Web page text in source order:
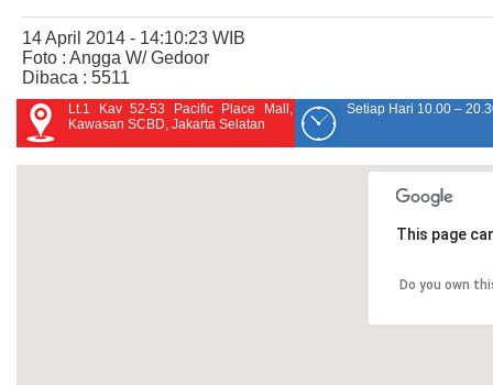
14 April 2014 - 14:10:23 WIB
Foto : Angga W/ Gedoor
Dibaca : 5511
Lt.1 Kav 52-53 Pacific Place Mall,
Kawasan SCBD, Jakarta Selatan
Setiap Hari 10.00 –
This page
Do you own